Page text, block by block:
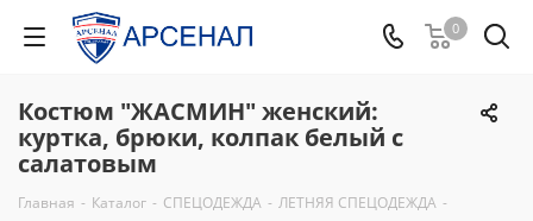
0
Костюм "ЖАСМИН" женский:
куртка, брюки, колпак белый с
салатовым
Главная - Каталог - СПЕЦОДЕЖДА - ЛЕТНЯЯ СПЕЦОДЕЖДА -